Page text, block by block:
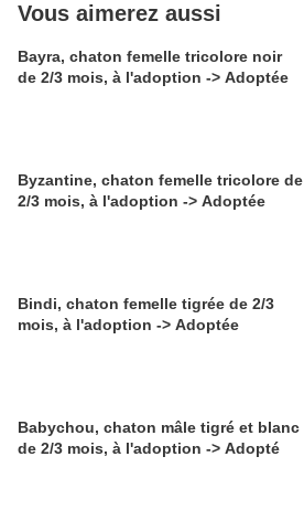
Vous aimerez aussi
Bayra, chaton femelle tricolore noir
de 2/3 mois, à l'adoption -> Adoptée
Byzantine, chaton femelle tricolore de
2/3 mois, à l'adoption -> Adoptée
Bindi, chaton femelle tigrée de 2/3
mois, à l'adoption -> Adoptée
Babychou, chaton mâle tigré et blanc
de 2/3 mois, à l'adoption -> Adopté